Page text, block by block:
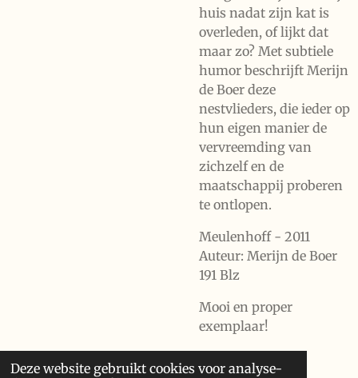
Deze website gebruikt cookies voor analyse-
huis nadat zijn kat is
overleden, of lijkt dat
maar zo? Met subtiele
humor beschrijft Merijn
de Boer deze
nestvlieders, die ieder op
hun eigen manier de
vervreemding van
zichzelf en de
maatschappij proberen
te ontlopen.
Meulenhoff - 2011
Auteur: Merijn de Boer
191 Blz
Mooi en proper
exemplaar!